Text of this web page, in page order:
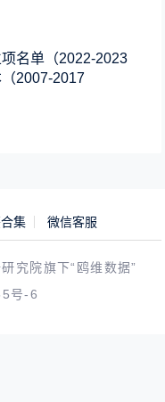
名单（2022-2023
2007-2017
集 微信客服
究院旗下“鸥维数据”
号-6